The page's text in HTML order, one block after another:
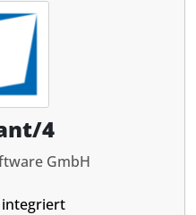
4
GmbH